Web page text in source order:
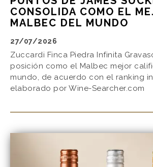
CONSOLIDA COMO EL
MALBEC DEL MUNDO
27/07/2026
Zuccardi Finca Piedra Infinita
posición como el Malbec mejor
mundo, de acuerdo con el ranking
elaborado por Wine-Searcher.com